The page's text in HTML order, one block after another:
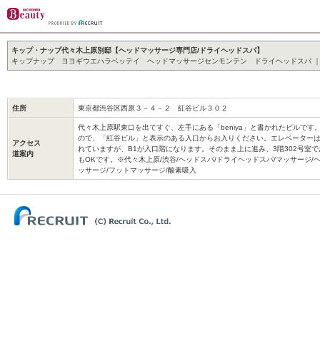
キップ・ナップ代々木上原別邸【ヘッドマッサージ専門店/ドライヘッドスパ】
キップナップ ヨヨギウエハラベッテイ ヘッドマッサージセンモンテン ドライヘッドスパ
住所 東京都渋谷区西原３－４－２ 紅谷ビル３０２
アクセス
道案内
代々木上原駅東口を出てすぐ、左手にある「beniya」と書かれたビルです
ので、「紅谷ビル」と表示のある入口からお入りください。エレベーター
れていますが、B1が入口階になります。そのまま上に進み、3階302号室
もOKです。※代々木上原/渋谷/ヘッドスパ/ドライヘッドスパ/マッサージ/
ッサージ/フットマッサージ/酸素吸入